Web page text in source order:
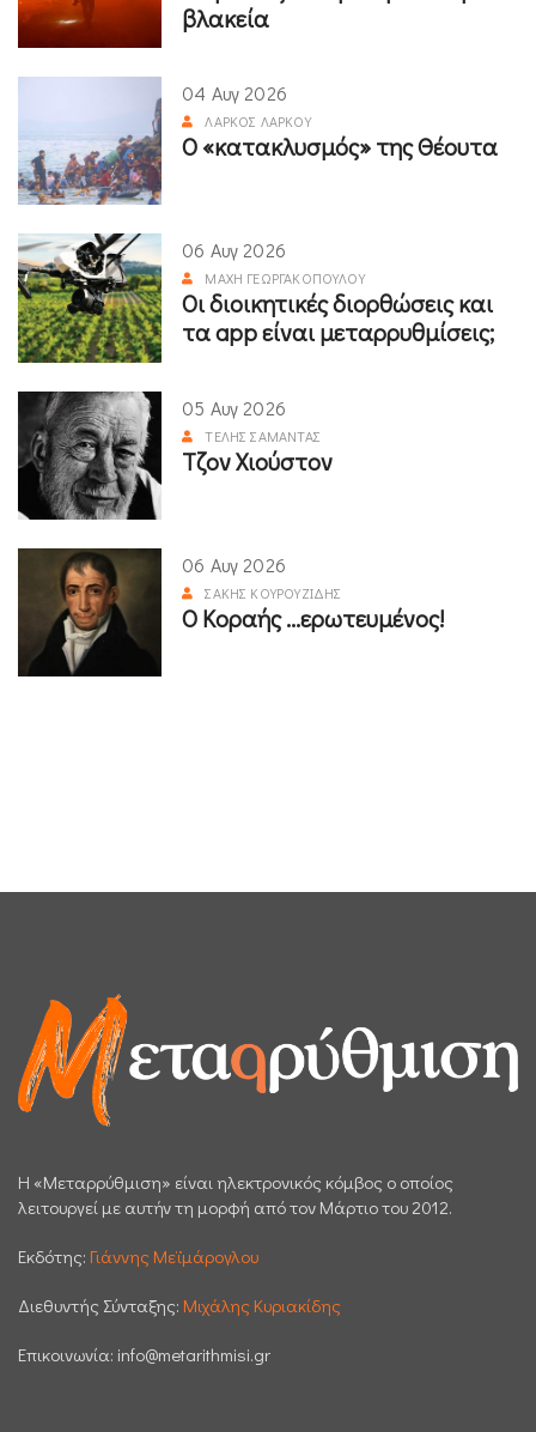
βλακεία
04 Αυγ 2026
ΛΆΡΚΟΣ ΛΆΡΚΟΥ
Ο «κατακλυσμός» της Θέουτα
06 Αυγ 2026
ΜΆΧΗ ΓΕΩΡΓΑΚΟΠΟΎΛΟΥ
Οι διοικητικές διορθώσεις και
τα app είναι μεταρρυθμίσεις;
05 Αυγ 2026
ΤΈΛΗΣ ΣΑΜΑΝΤΆΣ
Τζον Χιούστον
06 Αυγ 2026
ΣΆΚΗΣ ΚΟΥΡΟΥΖΊΔΗΣ
Ο Κοραής ...ερωτευμένος!
H «Μεταρρύθμιση» είναι ηλεκτρονικός κόμβος ο οποίος
λειτουργεί με αυτήν τη μορφή από τον Μάρτιο του 2012.
Εκδότης: Γιάννης Μεϊμάρογλου
Διεθυντής Σύνταξης: Μιχάλης Κυριακίδης
Επικοινωνία: info@metarithmisi.gr